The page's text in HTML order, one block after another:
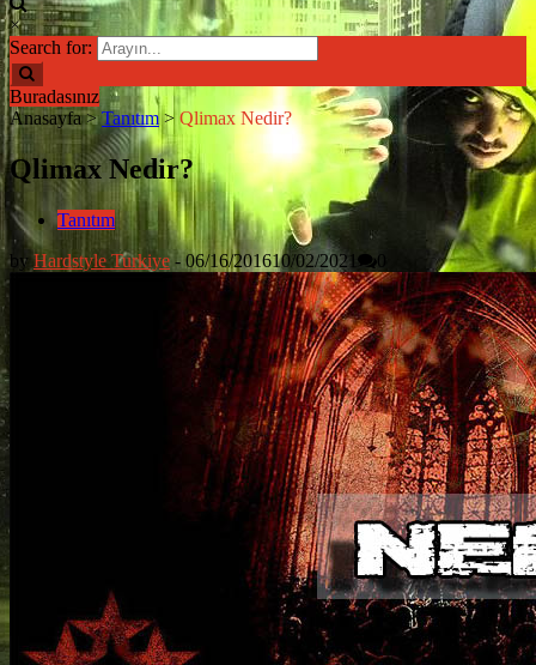
×
Search for:
Buradasınız
Anasayfa>Tanıtım > Qlimax Nedir?
Qlimax Nedir?
Tanıtım
by Hardstyle Turkiye- 06/16/201610/02/2021 0